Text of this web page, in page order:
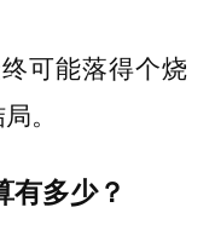
可能落得个烧
。
有多少？